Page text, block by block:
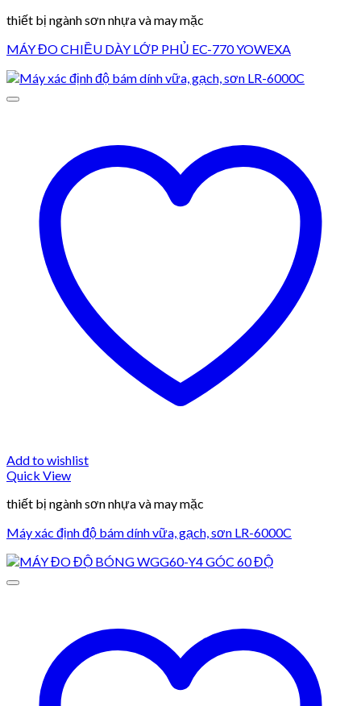
thiết bị ngành sơn nhựa và may mặc
MÁY ĐO CHIỀU DÀY LỚP PHỦ EC-770 YOWEXA
Add to wishlist
Quick View
thiết bị ngành sơn nhựa và may mặc
Máy xác định độ bám dính vữa, gạch, sơn LR-6000C